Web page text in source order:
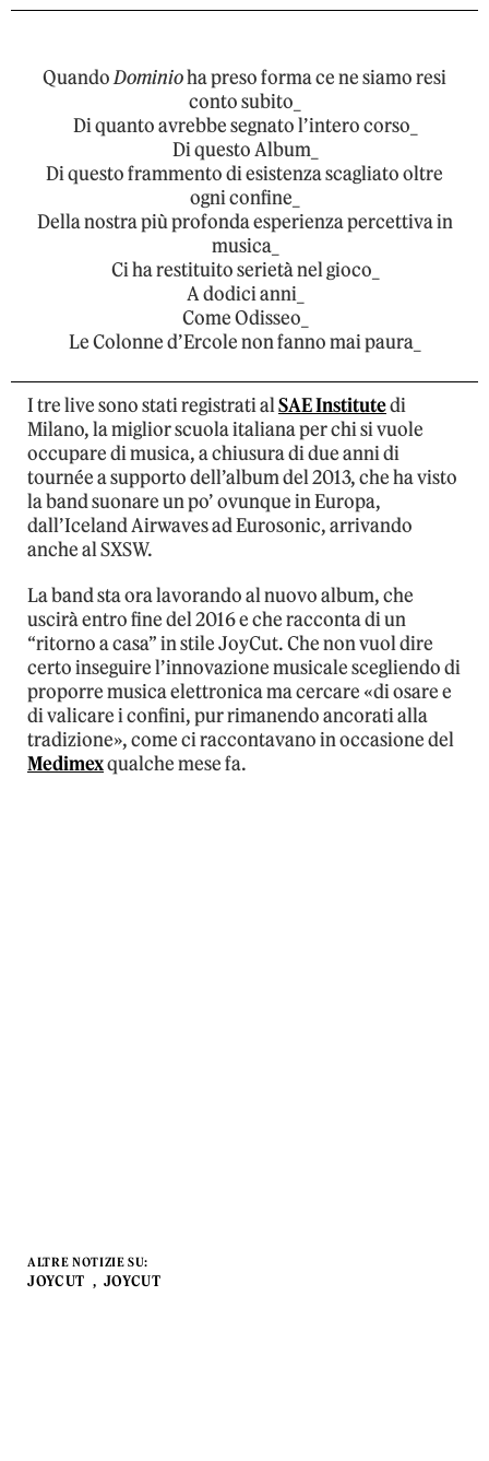
QuandoDominioha preso forma ce ne siamo resi
conto subito_
Di quanto avrebbe segnato l’intero corso_
Di questo Album_
Di questo frammento di esistenza scagliato oltre
ogni confine_
Della nostra più profonda esperienza percettiva in
musica_
Ci ha restituito serietà nel gioco_
A dodici anni_
Come Odisseo_
Le Colonne d’Ercole non fanno mai paura_
I tre live sono stati registrati alSAE Institutedi
Milano, la miglior scuola italiana per chi si vuole
occupare di musica, a chiusura di due anni di
tournée a supporto dell’album del 2013, che ha visto
la band suonare un po’ ovunque in Europa,
dall’Iceland Airwaves ad Eurosonic, arrivando
anche al SXSW.
La band sta ora lavorando al nuovo album, che
uscirà entro fine del 2016 e che racconta di un
“ritorno a casa” in stile JoyCut. Che non vuol dire
certo inseguire l’innovazione musicale scegliendo di
proporre musica elettronica ma cercare «di osare e
di valicare i confini, pur rimanendo ancorati alla
tradizione», come ci raccontavano in occasione del
Medimexqualche mese fa.
ALTRE NOTIZIE SU:
JOYCUT JOYCUT